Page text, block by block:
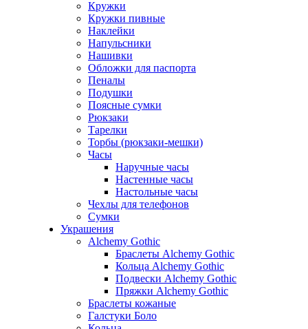
Кружки
Кружки пивные
Наклейки
Напульсники
Нашивки
Обложки для паспорта
Пеналы
Подушки
Поясные сумки
Рюкзаки
Тарелки
Торбы (рюкзаки-мешки)
Часы
Наручные часы
Настенные часы
Настольные часы
Чехлы для телефонов
Сумки
Украшения
Alchemy Gothic
Браслеты Alchemy Gothic
Кольца Alchemy Gothic
Подвески Alchemy Gothic
Пряжки Alchemy Gothic
Браслеты кожаные
Галстуки Боло